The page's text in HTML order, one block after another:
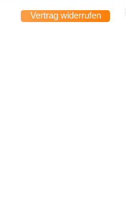
Vertrag widerrufen